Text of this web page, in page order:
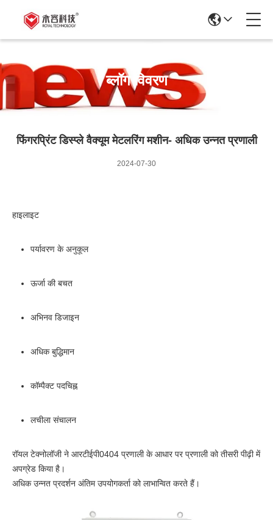
ब्लॉग विवरण
फिंगरप्रिंट डिस्प्ले वैक्यूम मेटलरिंग मशीन- अधिक उन्नत प्रणाली
2024-07-30
हाइलाइट
पर्यावरण के अनुकूल
ऊर्जा की बचत
अभिनव डिजाइन
अधिक बुद्धिमान
कॉम्पैक्ट पदचिह्न
लचीला संचालन
रॉयल टेक्नोलॉजी ने आरटीईपी0404 प्रणाली के आधार पर प्रणाली को तीसरी पीढ़ी में
अपग्रेड किया है।
अधिक उन्नत प्रदर्शन अंतिम उपयोगकर्ता को लाभान्वित करते हैं।